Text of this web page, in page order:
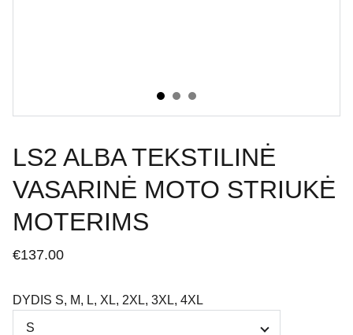
LS2 ALBA TEKSTILINĖ
VASARINĖ MOTO STRIUKĖ
MOTERIMS
€137.00
DYDIS S, M, L, XL, 2XL, 3XL, 4XL